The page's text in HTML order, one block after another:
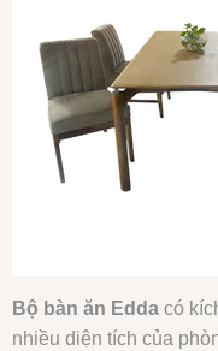
Bộ bàn ăn Edda có
nhiều diện tích của